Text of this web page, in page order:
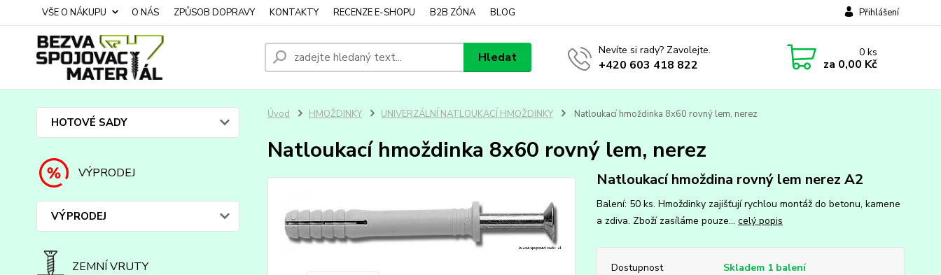
VŠE O NÁKUPU O NÁS ZPŮSOB DOPRAVY KONTAKTY RECENZE E-SHOPU B2B ZÓNA BLOG Přihlášení
Hledat Nevíte si rady? Zavolejte.
+420 603 418 822
0ks
za 0,00 Kč
HOTOVÉ SADY
VÝPRODEJ
VÝPRODEJ
ZEMNÍ VRUTY
Úvod HMOŽDINKY UNIVERZÁLNÍ NATLOUKACÍ HMOŽDINKY Natloukací hmoždinka 8x60 rovný lem, nerez
Natloukací hmoždinka 8x60 rovný lem, nerez
Natloukací hmoždina rovný lem nerez A2
Balení: 50 ks. Hmoždinky zajišťují rychlou montáž do betonu, kamene
a zdiva. Zboží zasíláme pouze... celý popis
Dostupnost
Skladem 1 balení